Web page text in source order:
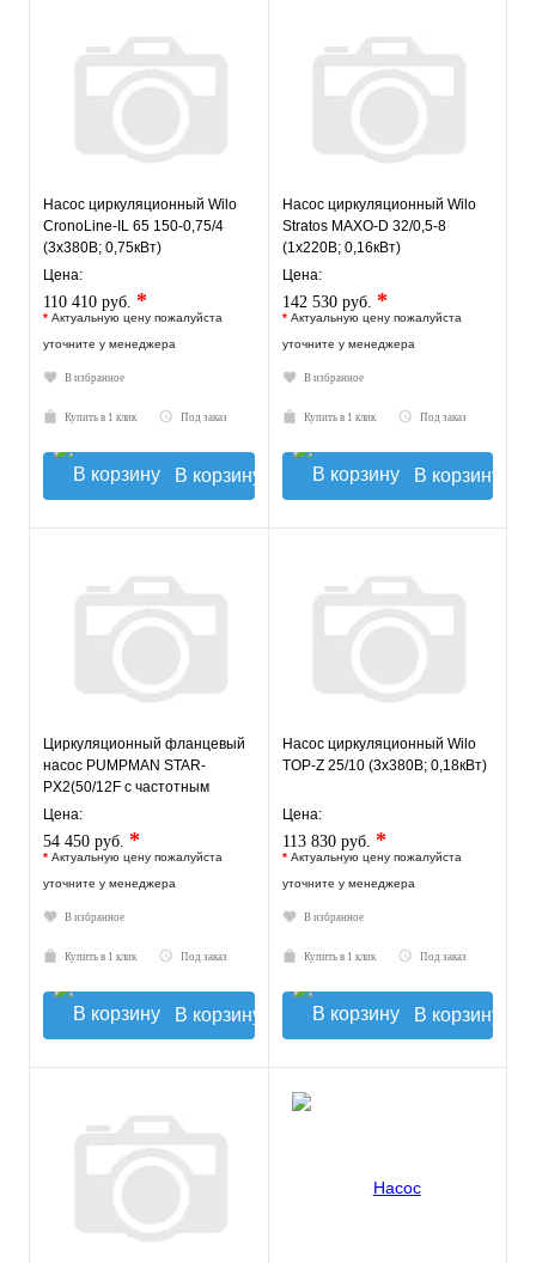
Насос циркуляционный Wilo
CronoLine-IL 65 150-0,75/4
(3х380В; 0,75кВт)
Цена:
110 410 руб. *
* Актуальную цену пожалуйста
уточните у менеджера
В избранное
Купить в 1 клик Под заказ
В корзину
Насос циркуляционный Wilo
Stratos MAXO-D 32/0,5-8
(1х220В; 0,16кВт)
Цена:
142 530 руб. *
* Актуальную цену пожалуйста
уточните у менеджера
В избранное
Купить в 1 клик Под заказ
В корзину
Циркуляционный фланцевый
насос PUMPMAN STAR-
PX2(50/12F с частотным
управлением)
Цена:
54 450 руб. *
* Актуальную цену пожалуйста
уточните у менеджера
В избранное
Купить в 1 клик Под заказ
В корзину
Насос циркуляционный Wilo
TOP-Z 25/10 (3х380В; 0,18кВт)
Цена:
113 830 руб. *
* Актуальную цену пожалуйста
уточните у менеджера
В избранное
Купить в 1 клик Под заказ
В корзину